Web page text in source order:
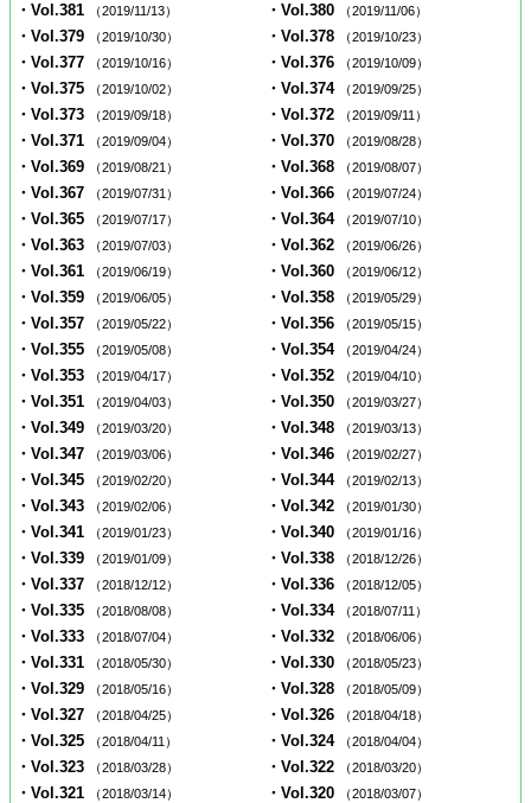
・Vol.381 （2019/11/13） ・Vol.380 （2019/11/06）
・Vol.379 （2019/10/30） ・Vol.378 （2019/10/23）
・Vol.377 （2019/10/16） ・Vol.376 （2019/10/09）
・Vol.375 （2019/10/02） ・Vol.374 （2019/09/25）
・Vol.373 （2019/09/18） ・Vol.372 （2019/09/11）
・Vol.371 （2019/09/04） ・Vol.370 （2019/08/28）
・Vol.369 （2019/08/21） ・Vol.368 （2019/08/07）
・Vol.367 （2019/07/31） ・Vol.366 （2019/07/24）
・Vol.365 （2019/07/17） ・Vol.364 （2019/07/10）
・Vol.363 （2019/07/03） ・Vol.362 （2019/06/26）
・Vol.361 （2019/06/19） ・Vol.360 （2019/06/12）
・Vol.359 （2019/06/05） ・Vol.358 （2019/05/29）
・Vol.357 （2019/05/22） ・Vol.356 （2019/05/15）
・Vol.355 （2019/05/08） ・Vol.354 （2019/04/24）
・Vol.353 （2019/04/17） ・Vol.352 （2019/04/10）
・Vol.351 （2019/04/03） ・Vol.350 （2019/03/27）
・Vol.349 （2019/03/20） ・Vol.348 （2019/03/13）
・Vol.347 （2019/03/06） ・Vol.346 （2019/02/27）
・Vol.345 （2019/02/20） ・Vol.344 （2019/02/13）
・Vol.343 （2019/02/06） ・Vol.342 （2019/01/30）
・Vol.341 （2019/01/23） ・Vol.340 （2019/01/16）
・Vol.339 （2019/01/09） ・Vol.338 （2018/12/26）
・Vol.337 （2018/12/12） ・Vol.336 （2018/12/05）
・Vol.335 （2018/08/08） ・Vol.334 （2018/07/11）
・Vol.333 （2018/07/04） ・Vol.332 （2018/06/06）
・Vol.331 （2018/05/30） ・Vol.330 （2018/05/23）
・Vol.329 （2018/05/16） ・Vol.328 （2018/05/09）
・Vol.327 （2018/04/25） ・Vol.326 （2018/04/18）
・Vol.325 （2018/04/11） ・Vol.324 （2018/04/04）
・Vol.323 （2018/03/28） ・Vol.322 （2018/03/20）
・Vol.321 （2018/03/14） ・Vol.320 （2018/03/07）